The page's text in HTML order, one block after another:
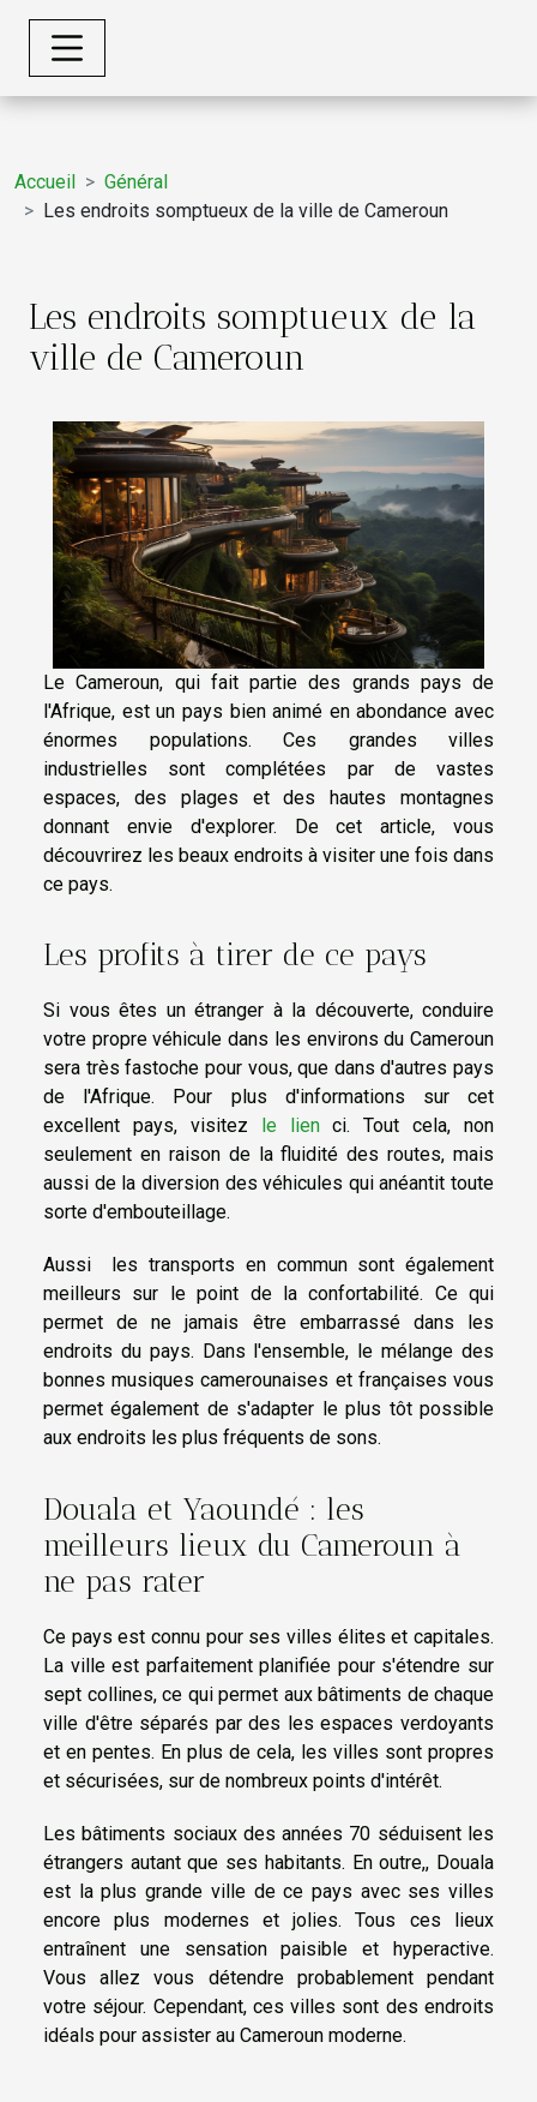
Accueil
Général
Les endroits somptueux de la ville de Cameroun
Les endroits somptueux de la
ville de Cameroun
Le Cameroun, qui fait partie des grands pays de
l'Afrique, est un pays bien animé en abondance avec
énormes populations. Ces grandes villes
industrielles sont complétées par de vastes
espaces, des plages et des hautes montagnes
donnant envie d'explorer. De cet article, vous
découvrirez les beaux endroits à visiter une fois dans
ce pays.
Les profits à tirer de ce pays
Si vous êtes un étranger à la découverte, conduire
votre propre véhicule dans les environs du Cameroun
sera très fastoche pour vous, que dans d'autres pays
de l'Afrique. Pour plus d'informations sur cet
excellent pays, visitez
le lienci. Tout cela, non
seulement en raison de la fluidité des routes, mais
aussi de la diversion des véhicules qui anéantit toute
sorte d'embouteillage.
Aussi les transports en commun sont également
meilleurs sur le point de la confortabilité. Ce qui
permet de ne jamais être embarrassé dans les
endroits du pays. Dans l'ensemble, le mélange des
bonnes musiques camerounaises et françaises vous
permet également de s'adapter le plus tôt possible
aux endroits les plus fréquents de sons.
Douala et Yaoundé : les
meilleurs lieux du Cameroun à
ne pas rater
Ce pays est connu pour ses villes élites et capitales.
La ville est parfaitement planifiée pour s'étendre sur
sept collines, ce qui permet aux bâtiments de chaque
ville d'être séparés par des les espaces verdoyants
et en pentes. En plus de cela, les villes sont propres
et sécurisées, sur de nombreux points d'intérêt.
Les bâtiments sociaux des années 70 séduisent les
étrangers autant que ses habitants. En outre,, Douala
est la plus grande ville de ce pays avec ses villes
encore plus modernes et jolies. Tous ces lieux
entraînent une sensation paisible et hyperactive.
Vous allez vous détendre probablement pendant
votre séjour. Cependant, ces villes sont des endroits
idéals pour assister au Cameroun moderne.